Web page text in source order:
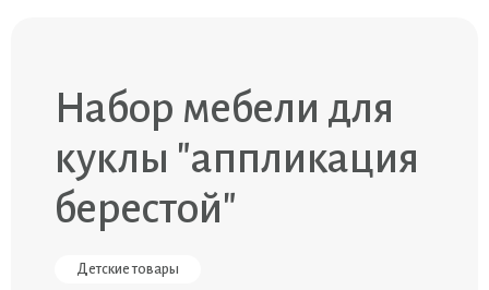
Набор мебели для
куклы "аппликация
берестой"
Детские товары